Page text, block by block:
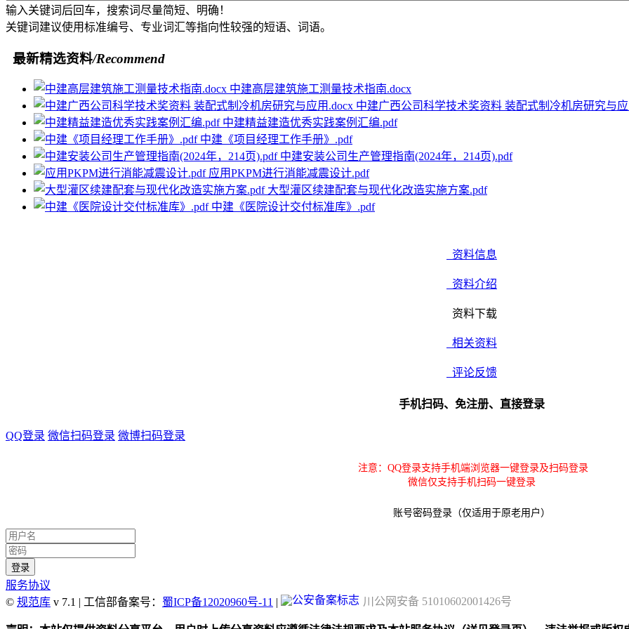
输入关键词后回车，搜索词尽量简短、明确！
关键词建议使用标准编号、专业词汇等指向性较强的短语、词语。
最新精选资料/Recommend
中建高层建筑施工测量技术指南.docx
中建广西公司科学技术奖资料 装配式制冷机房研究与
中建精益建造优秀实践案例汇编.pdf
中建《项目经理工作手册》.pdf
中建安装公司生产管理指南(2024年，214页).pdf
应用PKPM进行消能减震设计.pdf
大型灌区续建配套与现代化改造实施方案.pdf
中建《医院设计交付标准库》.pdf
资料信息
资料介绍
资料下载
相关资料
评论反馈
手机扫码、免注册、直接登录
QQ登录 微信扫码登录 微博扫码登录
注意：QQ登录支持手机端浏览器一键登录及扫码登录
微信仅支持手机扫码一键登录
账号密码登录（仅适用于原老用户）
服务协议
© 规范库 v 7.1 | 工信部备案号： 蜀ICP备12020960号-11 | 川公网安备 51010602001426号